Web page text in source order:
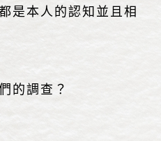
本人的認知並且相
調查？